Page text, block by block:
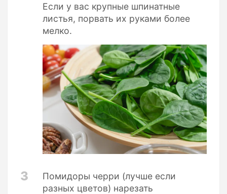
Если у вас крупные шпинатные
листья, порвать их руками более
мелко.
3
Помидоры черри (лучше если
разных цветов) нарезать